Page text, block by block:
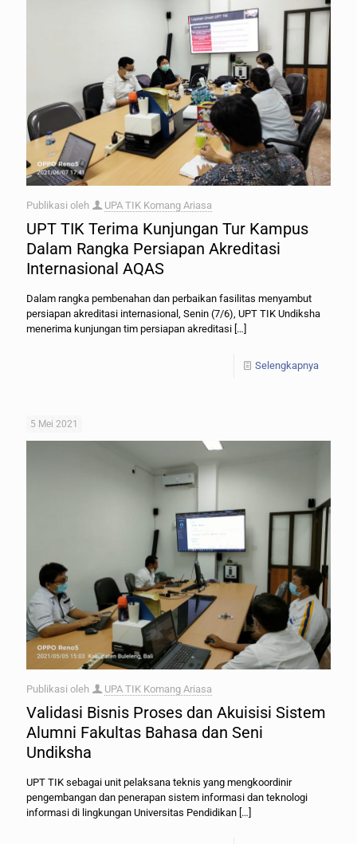
Publikasi oleh UPA TIK Komang Ariasa
UPT TIK Terima Kunjungan Tur Kampus
Dalam Rangka Persiapan Akreditasi
Internasional AQAS
Dalam rangka pembenahan dan perbaikan fasilitas menyambut
persiapan akreditasi internasional, Senin (7/6), UPT TIK Undiksha
menerima kunjungan tim persiapan akreditasi […]
Selengkapnya
5 Mei 2021
Publikasi oleh UPA TIK Komang Ariasa
Validasi Bisnis Proses dan Akuisisi Sistem
Alumni Fakultas Bahasa dan Seni
Undiksha
UPT TIK sebagai unit pelaksana teknis yang mengkoordinir
pengembangan dan penerapan sistem informasi dan teknologi
informasi di lingkungan Universitas Pendidikan […]